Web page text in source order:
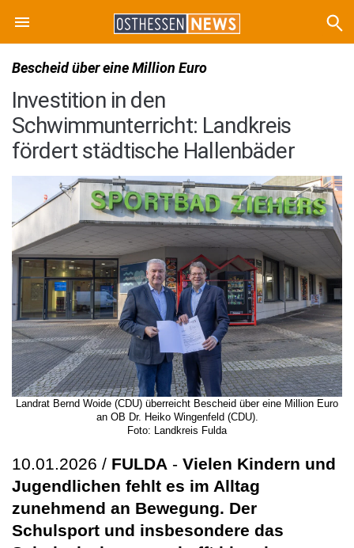
Bescheid über eine Million Euro
Investition in den
Schwimmunterricht: Landkreis
fördert städtische Hallenbäder
Landrat Bernd Woide (CDU) überreicht Bescheid über eine Million Euro
an OB Dr. Heiko Wingenfeld (CDU).
Foto: Landkreis Fulda
10.01.2026 / FULDA - Vielen Kindern und
Jugendlichen fehlt es im Alltag
zunehmend an Bewegung. Der
Schulsport und insbesondere das